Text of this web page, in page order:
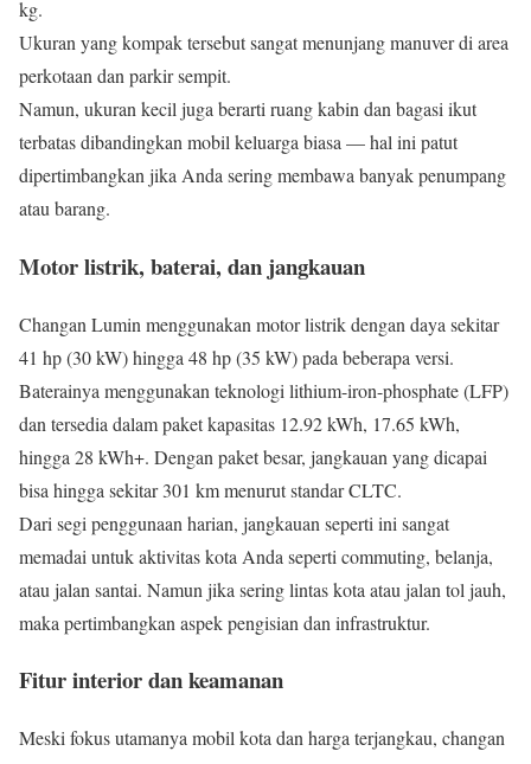
kg.
Ukuran yang kompak tersebut sangat menunjang manuver di area
perkotaan dan parkir sempit.
Namun, ukuran kecil juga berarti ruang kabin dan bagasi ikut
terbatas dibandingkan mobil keluarga biasa — hal ini patut
dipertimbangkan jika Anda sering membawa banyak penumpang
atau barang.
Motor listrik, baterai, dan jangkauan
Changan Lumin menggunakan motor listrik dengan daya sekitar
41 hp (30 kW) hingga 48 hp (35 kW) pada beberapa versi.
Baterainya menggunakan teknologi lithium-iron-phosphate (LFP)
dan tersedia dalam paket kapasitas 12.92 kWh, 17.65 kWh,
hingga 28 kWh+. Dengan paket besar, jangkauan yang dicapai
bisa hingga sekitar 301 km menurut standar CLTC.
Dari segi penggunaan harian, jangkauan seperti ini sangat
memadai untuk aktivitas kota Anda seperti commuting, belanja,
atau jalan santai. Namun jika sering lintas kota atau jalan tol jauh,
maka pertimbangkan aspek pengisian dan infrastruktur.
Fitur interior dan keamanan
Meski fokus utamanya mobil kota dan harga terjangkau, changan